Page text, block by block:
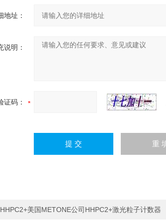
地址：
说明：
证码：
HHPC2+美国METONE公司HHPC2+激光粒子计数器